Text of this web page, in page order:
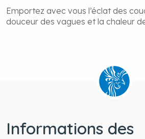
Emportez avec vous l’éclat des
douceur des vagues et la chaleur
Informations des